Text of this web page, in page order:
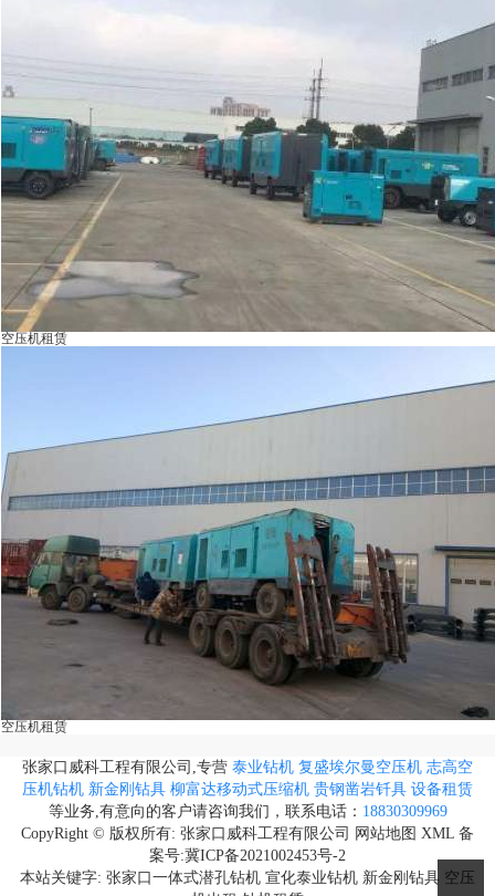
空压机租赁
空压机租赁
张家口威科工程有限公司,专营 泰业钻机 复盛埃尔曼空压机 志高空
压机钻机 新金刚钻具 柳富达移动式压缩机 贵钢凿岩钎具 设备租赁
等业务,有意向的客户请咨询我们，联系电话： 18830309969
CopyRight © 版权所有: 张家口威科工程有限公司 网站地图 XML 备
案号:冀ICP备2021002453号-2
本站关键字: 张家口一体式潜孔钻机 宣化泰业钻机 新金刚钻具 空压